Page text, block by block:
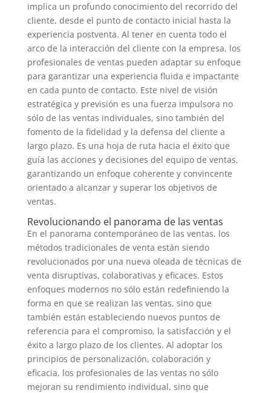
implica un profundo conocimiento del recorrido del
cliente, desde el punto de contacto inicial hasta la
experiencia postventa. Al tener en cuenta todo el
arco de la interacción del cliente con la empresa, los
profesionales de ventas pueden adaptar su enfoque
para garantizar una experiencia fluida e impactante
en cada punto de contacto. Este nivel de visión
estratégica y previsión es una fuerza impulsora no
sólo de las ventas individuales, sino también del
fomento de la fidelidad y la defensa del cliente a
largo plazo. Es una hoja de ruta hacia el éxito que
guía las acciones y decisiones del equipo de ventas,
garantizando un enfoque coherente y convincente
orientado a alcanzar y superar los objetivos de
ventas.
Revolucionando el panorama de las ventas
En el panorama contemporáneo de las ventas, los
métodos tradicionales de venta están siendo
revolucionados por una nueva oleada de técnicas de
venta disruptivas, colaborativas y eficaces. Estos
enfoques modernos no sólo están redefiniendo la
forma en que se realizan las ventas, sino que
también están estableciendo nuevos puntos de
referencia para el compromiso, la satisfacción y el
éxito a largo plazo de los clientes. Al adoptar los
principios de personalización, colaboración y
eficacia, los profesionales de las ventas no sólo
mejoran su rendimiento individual, sino que